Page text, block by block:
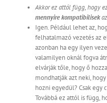
Akkor ez attól függ, hogy
mennyire kompatibilisek
Igen. Például lehet az,
felhatalmazó vezetés az
azonban ha egy ilyen
valamilyen oknál fogva
elvárják tőle, hogy ő
mondhatják azt neki,
hozni egyedül? Csak egy
Továbbá ez attól is függ,